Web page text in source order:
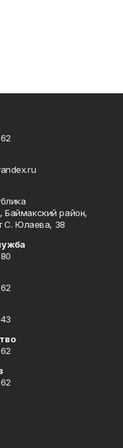
Баймакский район,
С. Юлаева, 38